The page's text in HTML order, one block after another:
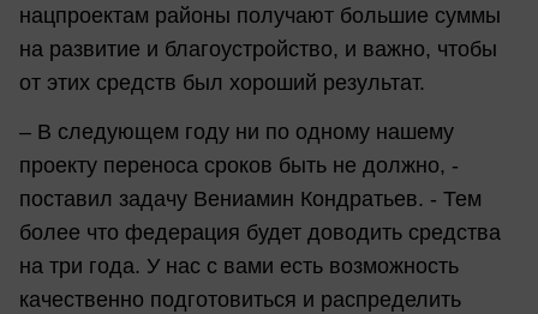
нацпроектам районы получают большие суммы
на развитие и благоустройство, и важно, чтобы
от этих средств был хороший результат.
– В следующем году ни по одному нашему
проекту переноса сроков быть не должно, -
поставил задачу Вениамин Кондратьев. - Тем
более что федерация будет доводить средства
на три года. У нас с вами есть возможность
качественно подготовиться и распределить